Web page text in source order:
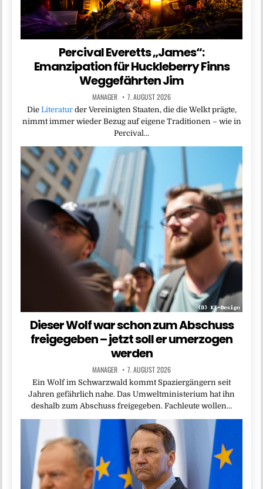
Percival Everetts „James“:
Emanzipation für Huckleberry Finns
Weggefährten Jim
MANAGER 7. AUGUST 2026
Die Literaturder Vereinigten Staaten, die die Welkt prägte,
nimmt immer wieder Bezug auf eigene Traditionen – wie in
Percival…
Dieser Wolf war schon zum Abschuss
freigegeben – jetzt soll er umerzogen
werden
MANAGER 7. AUGUST 2026
Ein Wolf im Schwarzwald kommt Spaziergängern seit
Jahren gefährlich nahe. Das Umweltministerium hat ihn
deshalb zum Abschuss freigegeben. Fachleute wollen…